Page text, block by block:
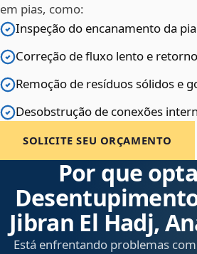
em pias, como:
Inspeção do encanamento da
Correção de fluxo lento e
Remoção de resíduos sólidos e
Desobstrução de conexões
SOLICITE SEU ORÇAMENTO
Por que
Jibran El Hadj,
Está enfrentando problemas